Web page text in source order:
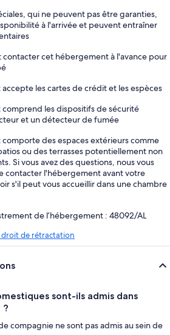
qui ne peuvent pas être garanties,
à l'arrivée et peuvent entraîner
contacter cet hébergement à l'avance pour
les cartes de crédit et les espèces
les dispositifs de sécurité
et un détecteur de fumée
des espaces extérieurs comme
ou des terrasses potentiellement non
Si vous avez des questions, nous vous
contacter l'hébergement avant votre
s'il peut vous accueillir dans une chambre
de l’hébergement : 48092/AL
de rétractation
sont-ils admis dans
?
compagnie ne sont pas admis au sein de